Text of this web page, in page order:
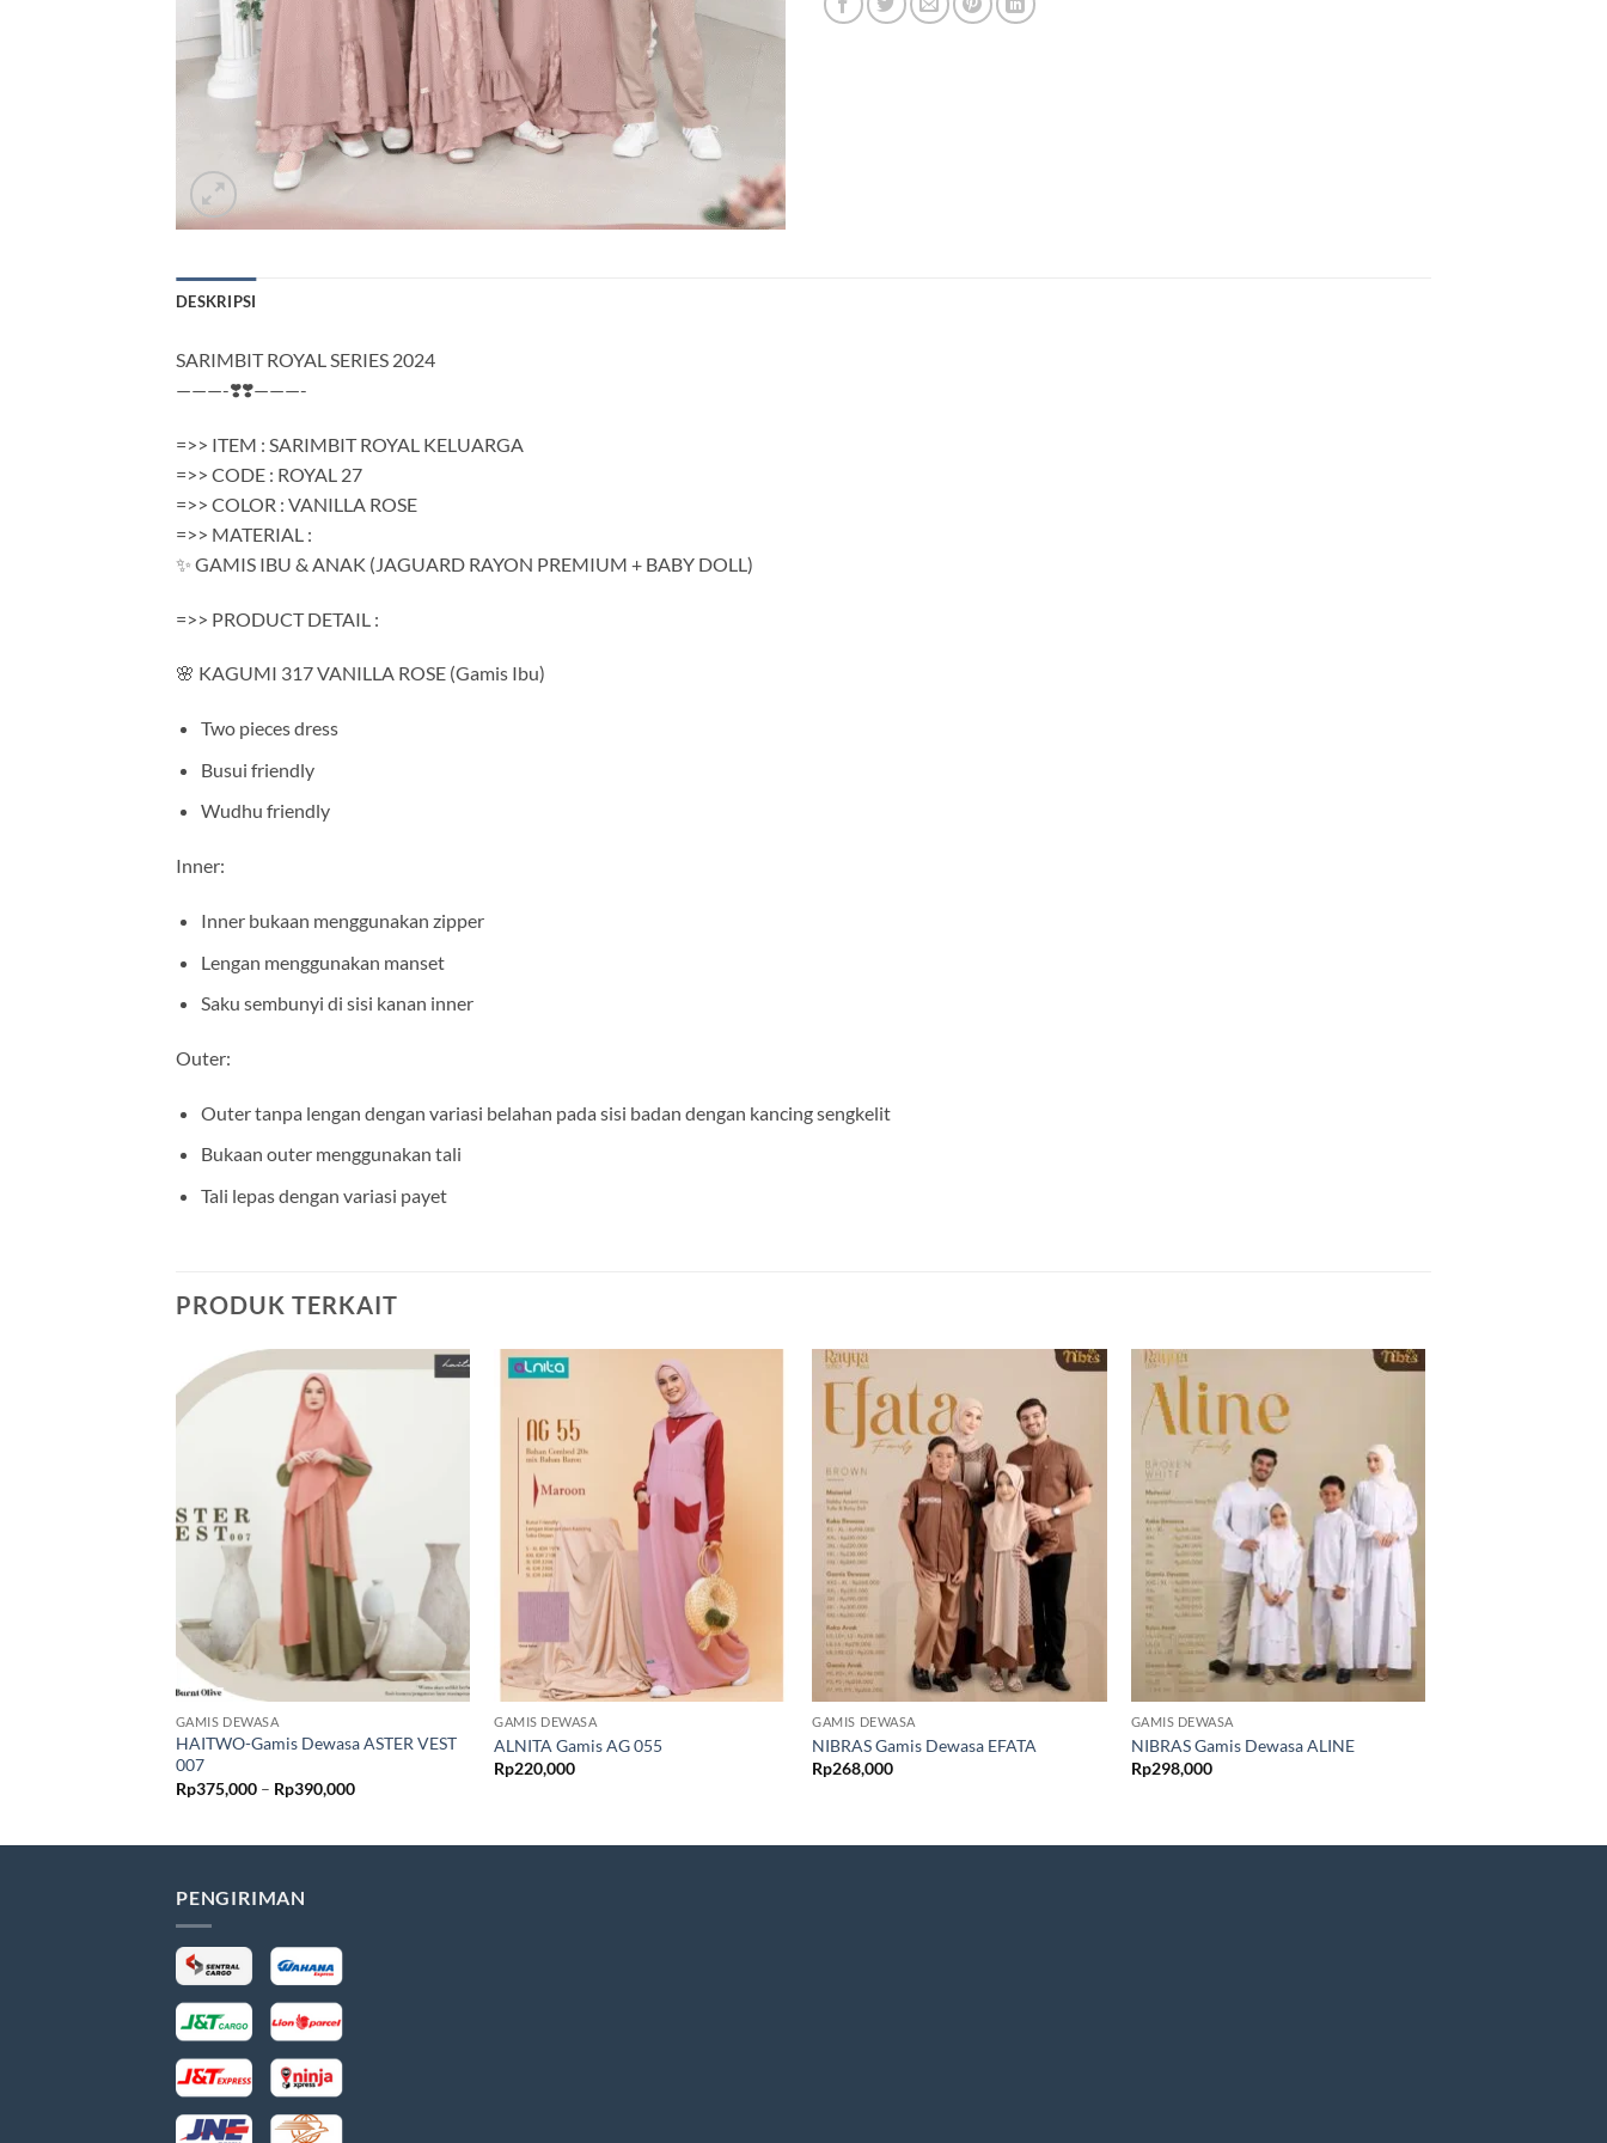
DESKRIPSI
SARIMBIT ROYAL SERIES 2024
———-❣️❣️———-
=>> ITEM : SARIMBIT ROYAL KELUARGA
=>> CODE : ROYAL 27
=>> COLOR : VANILLA ROSE
=>> MATERIAL :
✨ GAMIS IBU & ANAK (JAGUARD RAYON PREMIUM + BABY DOLL)
=>> PRODUCT DETAIL :
🌸 KAGUMI 317 VANILLA ROSE (Gamis Ibu)
Two pieces dress
Busui friendly
Wudhu friendly
Inner:
Inner bukaan menggunakan zipper
Lengan menggunakan manset
Saku sembunyi di sisi kanan inner
Outer:
Outer tanpa lengan dengan variasi belahan pada sisi badan dengan kancing sengkelit
Bukaan outer menggunakan tali
Tali lepas dengan variasi payet
PRODUK TERKAIT
GAMIS DEWASA
HAITWO-Gamis Dewasa ASTER VEST
007
Rp375,000 – Rp390,000Rentang
GAMIS DEWASA
ALNITA Gamis AG 055
Rp220,000
GAMIS DEWASA
NIBRAS Gamis Dewasa EFATA
Rp268,000
GAMIS DEWASA
NIBRAS Gamis Dewasa ALINE
Rp298,000
PENGIRIMAN